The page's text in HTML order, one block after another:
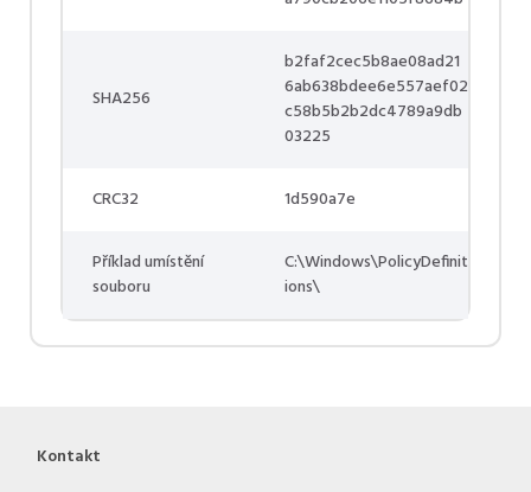
SHA256
b2faf2cec5b8ae08ad21
6ab638bdee6e557aef02
c58b5b2b2dc4789a9db
03225
CRC32 1d590a7e
Příklad umístění
souboru
C:\Windows\PolicyDefinit
ions\
Kontakt